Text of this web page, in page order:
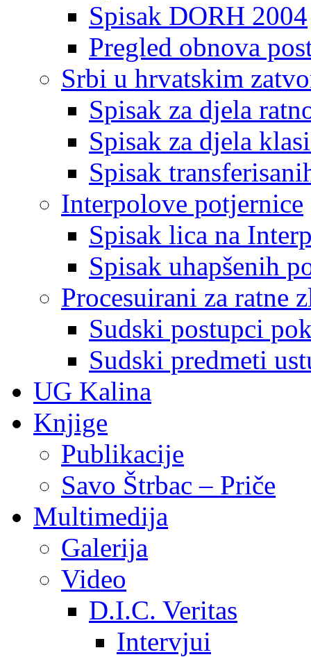
Spisak DORH 2004
Pregled obnova
Srbi u hrvatskim
Spisak za djela
Spisak za djela
Spisak
Interpolove potjernice
Spisak lica na
Spisak uhapšenih
Procesuirani za ratne
Sudski postupci
Sudski predmeti
UG Kalina
Knjige
Publikacije
Savo Štrbac – Priče
Multimedija
Galerija
Video
D.I.C. Veritas
Intervjui